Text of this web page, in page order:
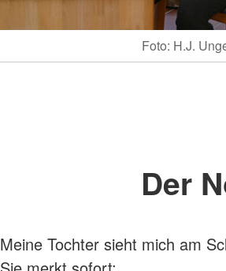
Foto: H.J.
Der
Meine Tochter sieht mich am